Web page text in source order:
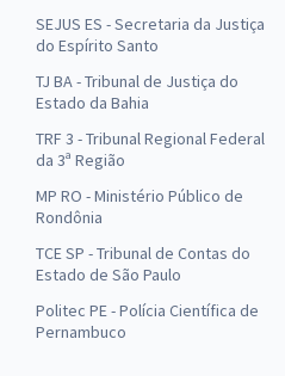
SEJUS ES - Secretaria da Justiça
do Espírito Santo
TJ BA - Tribunal de Justiça do
Estado da Bahia
TRF 3 - Tribunal Regional Federal
da 3ª Região
MP RO - Ministério Público de
Rondônia
TCE SP - Tribunal de Contas do
Estado de São Paulo
Politec PE - Polícia Científica de
Pernambuco